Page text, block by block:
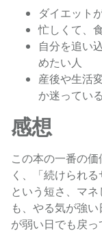
ダイエット
忙しくて、
自分を追い
めたい人
産後や生活
か迷ってい
感想
この本の一番の
く、「続けられ
という短さ、マ
も、やる気が強
が弱い日でも戻っ